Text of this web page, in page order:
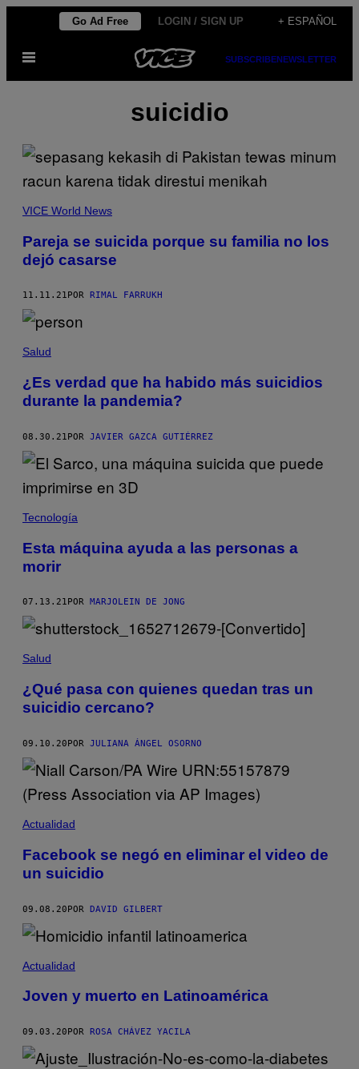
contenido
Go Ad Free LOGIN / SIGN UP + ESPAÑOL
Abrir
SUBSCRIBENEWSLETTER
suicidio
VICE World News
Pareja se suicida porque su familia no los
dejó casarse
11.11.21 POR RIMAL FARRUKH
Salud
¿Es verdad que ha habido más suicidios
durante la pandemia?
08.30.21POR JAVIER GAZCA GUTIÉRREZ
Tecnología
Esta máquina ayuda a las personas a
morir
07.13.21 POR MARJOLEIN DE JONG
Salud
¿Qué pasa con quienes quedan tras un
suicidio cercano?
09.10.20POR JULIANA ÁNGEL OSORNO
Actualidad
Facebook se negó en eliminar el video de
un suicidio
09.08.20POR DAVID GILBERT
Actualidad
Joven y muerto en Latinoamérica
09.03.20 POR ROSA CHÁVEZ YACILA